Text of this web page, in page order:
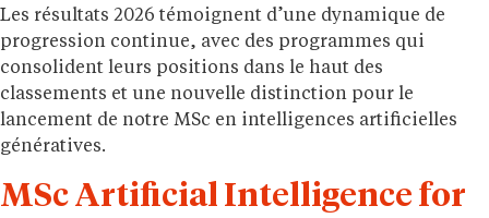
Les résultats 2026 témoignent d’une dynamique de
progression continue, avec des programmes qui
consolident leurs positions dans le haut des
classements et une nouvelle distinction pour le
lancement de notre MSc en intelligences artificielles
génératives.
MSc Artificial Intelligence for